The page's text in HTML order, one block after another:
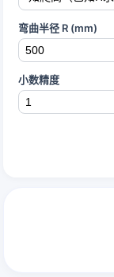
弯曲半径 R (mm)
小数精度